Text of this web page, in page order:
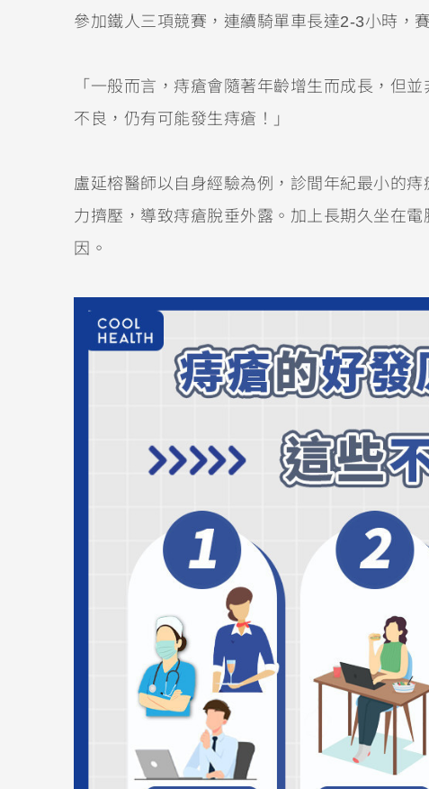
參加鐵人三項競賽，連續騎單車長達2-3小時，
「一般而言，痔瘡會隨著年齡增生而成長，但
不良，仍有可能發生痔瘡！」
盧延榕醫師以自身經驗為例，診間年紀最小的
力擠壓，導致痔瘡脫垂外露。加上長期久坐在
因。